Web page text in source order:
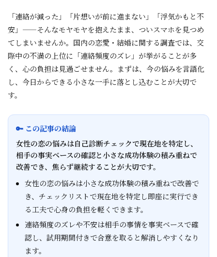
「連絡が減った」「片想いが前に進まない」「浮気かもと不
安」——そんなモヤモヤを抱えたまま、ついスマホを見つめ
てしまいませんか。国内の恋愛・結婚に関する調査では、交
際中の不満の上位に「連絡頻度のズレ」が挙がることが多
く、心の負担は見過ごせません。まずは、今の悩みを言語化
し、今日からできる小さな一手に落とし込むことが大切で
す。
🔑 この記事の結論
女性の恋の悩みは自己診断チェックで現在地を特定し、
相手の事実ベースの確認と小さな成功体験の積み重ねで
改善でき、焦らず継続することが大切です。
女性の恋の悩みは小さな成功体験の積み重ねで改善で
き、チェックリストで現在地を特定し即座に実行でき
る工夫で心身の負担を軽くできます。
連絡頻度のズレや不安は相手の事情を事実ベースで確
認し、試用期間付きで合意を取ると解消しやすくなり
ます。